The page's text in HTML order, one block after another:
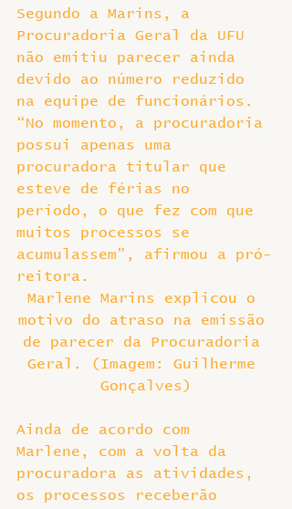
Segundo a Marins, a
Procuradoria Geral da UFU
não emitiu parecer ainda
devido ao número reduzido
na equipe de funcionários.
“No momento, a procuradoria
possui apenas uma
procuradora titular que
esteve de férias no
período, o que fez com que
muitos processos se
acumulassem”, afirmou a pró-
reitora.
Marlene Marins explicou o
motivo do atraso na emissão
de parecer da Procuradoria
Geral. (Imagem: Guilherme
Gonçalves)
Ainda de acordo com
Marlene, com a volta da
procuradora as atividades,
os processos receberão